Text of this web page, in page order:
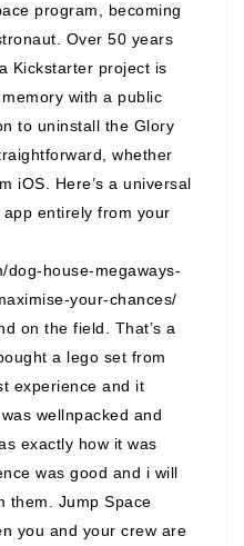
program, becoming
Over 50 years
Kickstarter project is
with a public
to uninstall the Glory
whether
iOS. Here’s a universal
entirely from your
dog-house-megaways-
your-chances/
on the field. That’s a
a lego set from
experience and it
wellnpacked and
exactly how it was
was good and i will
them. Jump Space
you and your crew are